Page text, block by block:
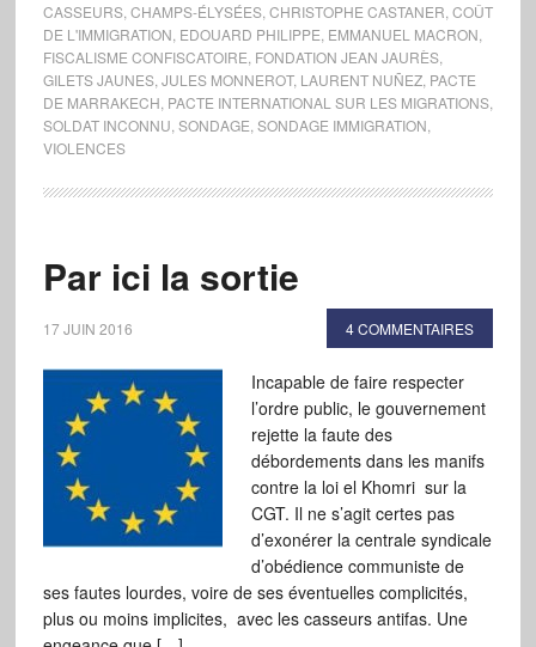
CASSEURS, CHAMPS-ÉLYSÉES, CHRISTOPHE CASTANER COÛT
DE L'IMMIGRATION EDOUARD PHILIPPE EMMANUEL MACRON
FISCALISME CONFISCATOIRE FONDATION JEAN JAURÈS,
GILETS JAUNES, JULES MONNEROT, LAURENT NUÑEZ, PACTE
DE MARRAKECH PACTE INTERNATIONAL SUR LES MIGRATIONS,
SOLDAT INCONNU SONDAGE SONDAGE IMMIGRATION
VIOLENCES
Par ici la sortie
17 JUIN 2016 4 COMMENTAIRES
Incapable de faire respecter
l’ordre public, le gouvernement
rejette la faute des
débordements dans les manifs
contre la loi el Khomri sur la
CGT. Il ne s’agit certes pas
d’exonérer la centrale syndicale
d’obédience communiste de
ses fautes lourdes, voire de ses éventuelles complicités,
plus ou moins implicites, avec les casseurs antifas. Une